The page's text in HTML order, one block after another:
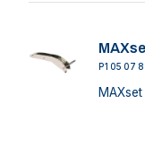
P105078